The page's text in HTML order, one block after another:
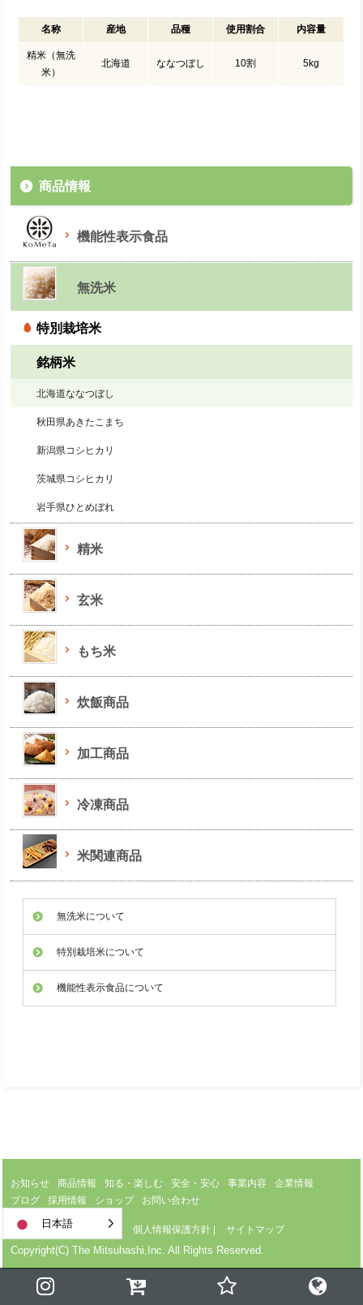
名称 産地 品種 使用割合 内容量
精米（無洗
米）
北海道 ななつぼし 10割 5kg
商品情報
機能性表示食品
無洗米
特別栽培米
銘柄米
北海道ななつぼし
秋田県あきたこまち
新潟県コシヒカリ
茨城県コシヒカリ
岩手県ひとめぼれ
精米
玄米
もち米
炊飯商品
加工商品
冷凍商品
米関連商品
無洗米について
特別栽培米について
機能性表示食品について
お知らせ 商品情報 知る・楽しむ 安全・安心 事業内容
企業情報
ブログ
採用情報 ショップ お問い合わせ
サイトのご利用について 個人情報保護方針 サイトマップ
Copyright(C) The Mitsuhashi,Inc. All Rights Reserved.
日本語